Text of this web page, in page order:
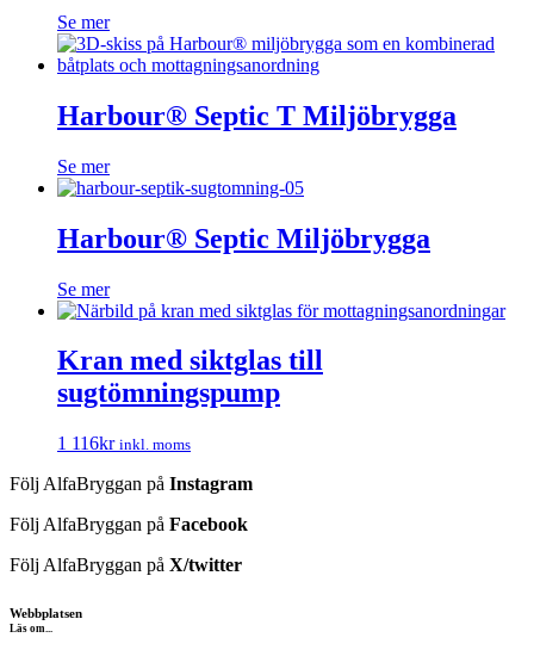
Se mer
Harbour® Septic T Miljöbrygga
Se mer
Harbour® Septic Miljöbrygga
Se mer
Kran med siktglas till
sugtömningspump
1 116kr inkl. moms
Följ AlfaBryggan på Instagram
Följ AlfaBryggan på Facebook
Följ AlfaBryggan på X/twitter
Webbplatsen
Läs om...